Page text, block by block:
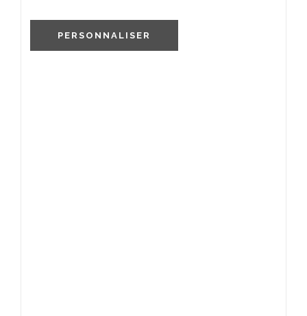
PERSONNALISER